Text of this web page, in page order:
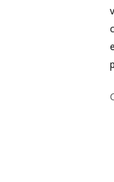
Hit enter